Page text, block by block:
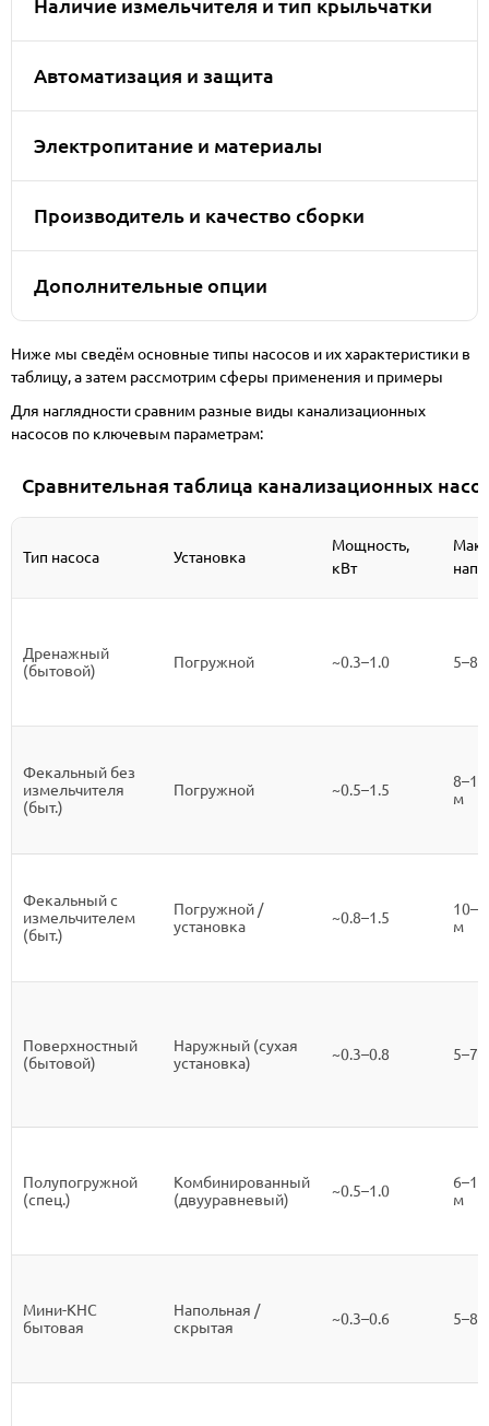
Наличие измельчителя и тип крыльчатки
Автоматизация и защита
Электропитание и материалы
Производитель и качество сборки
Дополнительные опции
Ниже мы сведём основные типы насосов и их характеристики в
таблицу, а затем рассмотрим сферы применения и примеры
Для наглядности сравним разные виды канализационных
насосов по ключевым параметрам:
Сравнительная таблица канализационных
Тип насоса Установка
Мощность,
кВт
Дренажный
(бытовой)
Погружной ~0.3–1.0 5–8
Фекальный без
измельчителя
(быт.)
Погружной ~0.5–1.5
8–15
м
Фекальный с
измельчителем
(быт.)
Погружной /
установка
~0.8–1.5
м
Поверхностный
(бытовой)
Наружный (сухая
установка)
~0.3–0.8 5–7
Полупогружной
(спец.)
Комбинированный
(двууравневый)
~0.5–1.0
6–12
м
Мини-КНС
бытовая
Напольная /
скрытая
~0.3–0.6 5–8